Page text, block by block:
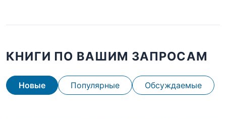
КНИГИ ПО ВАШИМ ЗАПРОСАМ
Новые Популярные Обсуждаемые